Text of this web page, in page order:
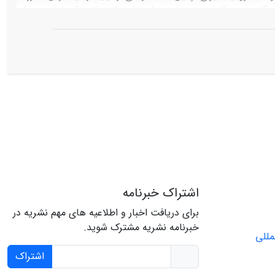
به قاعده مهم «منع استفاده از سلاح قحطی در برابر
اسرائیل در محاصره دریایی نوار غزه است.
اشتراک خبرنامه
برای دریافت اخبار و اطلاعیه های مهم نشریه در
خبرنامه نشریه مشترک شوید.
اشتراک